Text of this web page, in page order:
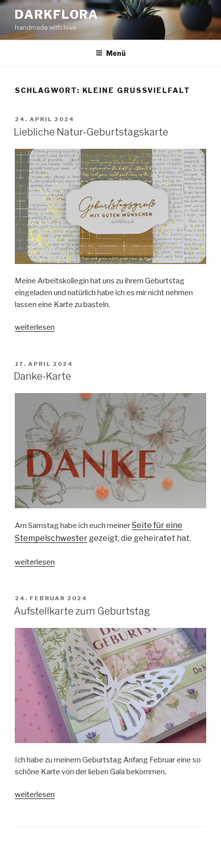
Zum
Inhalt
springen
DARKFLORA
handmade with love
Menü
SCHLAGWORT: KLEINE GRUSSVIELFALT
VERÖFFENTLICHT
AM
24. APRIL 2024
Liebliche Natur-Geburtstagskarte
Meine Arbeitskollegin hat uns zu ihrem Geburtstag
eingeladen und natürlich habe ich es mir nicht nehmen
lassen eine Karte zu basteln.
„Liebliche
weiterlesen
VERÖFFENTLICHT
AM
17. APRIL 2024
Danke-Karte
Am Samstag habe ich euch meinerSeite für eine
Stempelschwester gezeigt, die geheiratet hat.
„Danke-
weiterlesen
VERÖFFENTLICHT
AM
24. FEBRUAR 2024
Aufstellkarte zum Geburtstag
Ich habe zu meinem Geburtstag Anfang Februar eine so
schöne Karte von der lieben Gala bekommen,
„Aufstellkarte
weiterlesen